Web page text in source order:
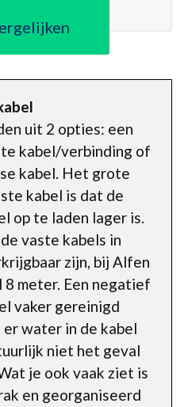
uit 2 opties: een
kabel/verbinding of
kabel. Het grote
kabel is dat de
op te laden lager is.
vaste kabels in
zijn, bij Alfen
meter. Een negatief
vaker gereinigd
water in de kabel
niet het geval
je ook vaak ziet is
en georganiseerd